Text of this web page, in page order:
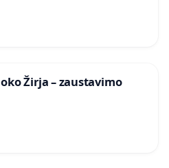
i odraslih stabala pri
plana
Žirja – zaustavimo